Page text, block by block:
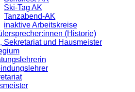
Ski-Tag AK
Tanzabend-AK
inaktive Arbeitskreise
(Historie)
Sekretariat und Hausmeister